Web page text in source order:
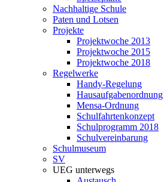
Nachhaltige Schule
Paten und Lotsen
Projekte
Projektwoche 2013
Projektwoche 2015
Projektwoche 2018
Regelwerke
Handy-Regelung
Hausaufgabenordnung
Mensa-Ordnung
Schulfahrtenkonzept
Schulprogramm 2018
Schulvereinbarung
Schulmuseum
SV
UEG unterwegs